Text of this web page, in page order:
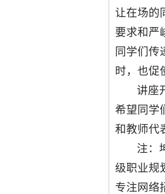
让在场的
要求和严
同学们传
时，也促
讲座
希望同学
和教师代
注：
级职业规
专注网络